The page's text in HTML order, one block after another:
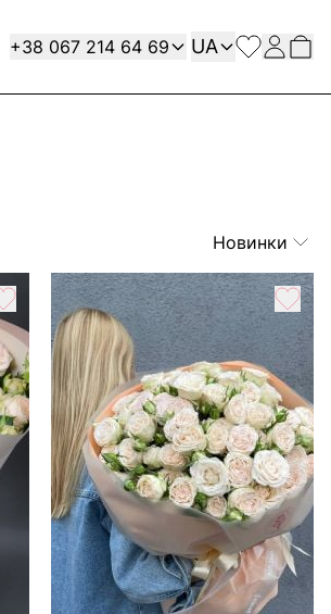
Contact
+38 067 214 64 69 Мова
UA
Новинки